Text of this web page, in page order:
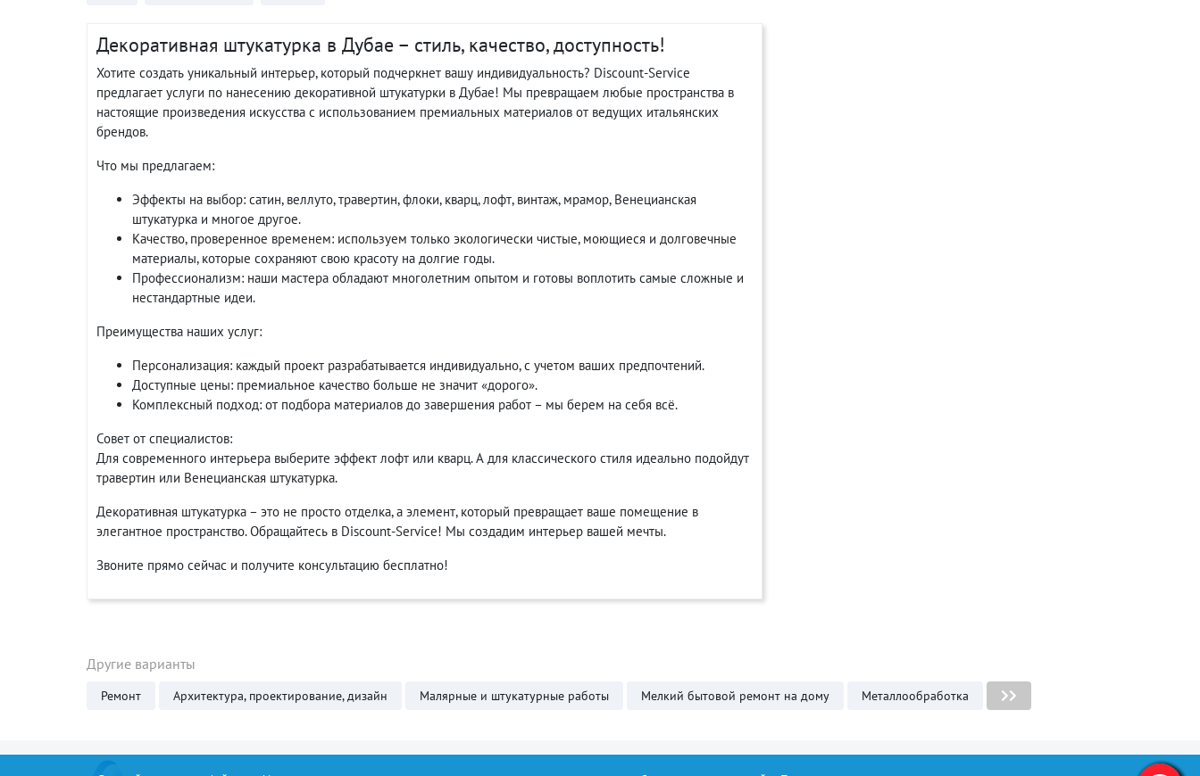
Декоративная штукатурка в Дубае – стиль, качество, доступность!
Хотите создать уникальный интерьер, который подчеркнет вашу индивидуальность? Discount-Service
предлагает услуги по нанесению декоративной штукатурки в Дубае! Мы превращаем любые пространства в
настоящие произведения искусства с использованием премиальных материалов от ведущих итальянских
брендов.
Что мы предлагаем:
Эффекты на выбор: сатин, веллуто, травертин, флоки, кварц, лофт, винтаж, мрамор, Венецианская
штукатурка и многое другое.
Качество, проверенное временем: используем только экологически чистые, моющиеся и долговечные
материалы, которые сохраняют свою красоту на долгие годы.
Профессионализм: наши мастера обладают многолетним опытом и готовы воплотить самые сложные и
нестандартные идеи.
Преимущества наших услуг:
Персонализация: каждый проект разрабатывается индивидуально, с учетом ваших предпочтений.
Доступные цены: премиальное качество больше не значит «дорого».
Комплексный подход: от подбора материалов до завершения работ – мы берем на себя всё.
Совет от специалистов:
Для современного интерьера выберите эффект лофт или кварц. А для классического стиля идеально подойдут
травертин или Венецианская штукатурка.
Декоративная штукатурка – это не просто отделка, а элемент, который превращает ваше помещение в
элегантное пространство. Обращайтесь в Discount-Service! Мы создадим интерьер вашей мечты.
Звоните прямо сейчас и получите консультацию бесплатно!
Другие варианты
Ремонт Архитектура, проектирование, дизайн Малярные и штукатурные работы Мелкий бытовой ремонт на дому Металлообработка